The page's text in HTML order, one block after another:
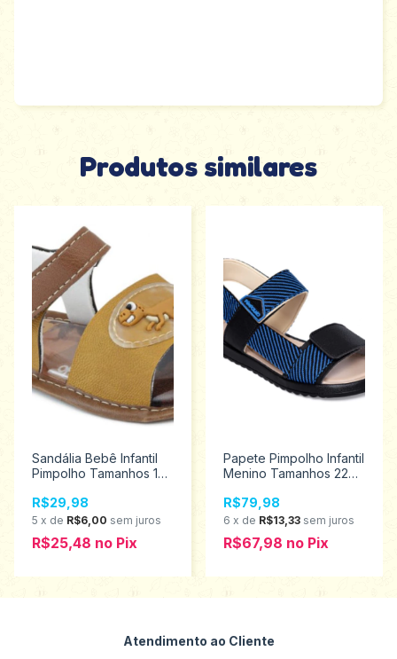
Produtos similares
Sandália Bebê Infantil
Pimpolho Tamanhos 1
R$29,98
5 x de R$6,00 sem juros
R$25,48 no Pix
Papete Pimpolho Infantil
Menino Tamanhos 22
R$79,98
6 x de R$13,33 sem juros
R$67,98 no Pix
Atendimento ao Cliente